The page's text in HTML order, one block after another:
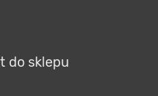
do sklepu